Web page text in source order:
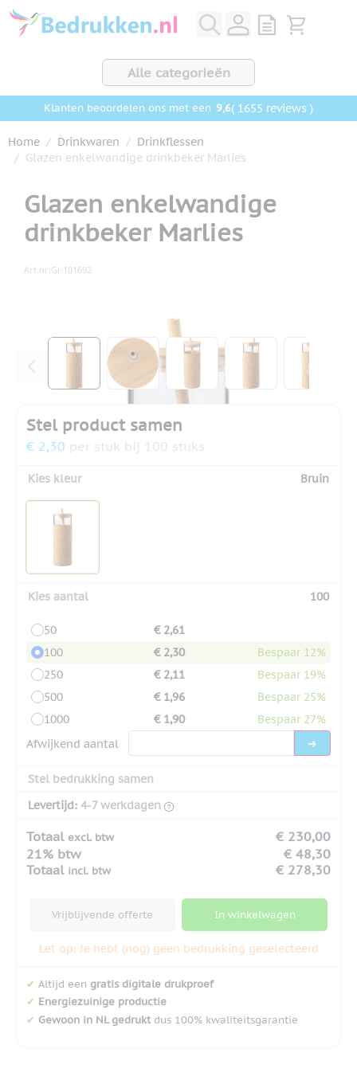
Ga naar de inhoud
View quote,
Bekijk
Alle categorieën
Klanten beoordelen ons met een 9,6( 1655 reviews )
Home / Drinkwaren / Drinkflessen
/ Glazen enkelwandige drinkbeker Marlies
Glazen enkelwandige
drinkbeker Marlies
Art.nr. GI-101692
Klik om afbeelding op volledig scherm te bekijken
View larger imageView larger image
View larger image
View larger
Stel product samen
€ 2,30 per stuk bij 100 stuks
Kies kleur Bruin
Kies aantal 100
50
€ 2,61
100
€ 2,30
Bespaar 12%
250
€ 2,11
Bespaar 19%
500
€ 1,96
Bespaar 25%
1000
€ 1,90
Bespaar 27%
Afwijkend aantal
Stel bedrukking samen
Levertijd: 4-7 werkdagen
Totaal excl. btw
€ 230,00
21% btw
€ 48,30
Totaal incl. btw € 278,30
Vrijblijvende offerte In winkelwagen
Let op: Je hebt (nog) geen bedrukking geselecteerd
✔ Altijd een gratis digitale drukproef
✔ Energiezuinige productie
✔ Gewoon in NL gedruktdus 100% kwaliteitsgarantie